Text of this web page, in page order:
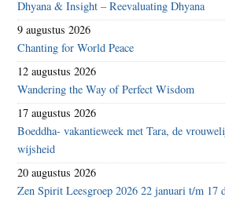
Dhyana & Insight – Reevaluating Dhyana
9 augustus 2026
Chanting for World Peace
12 augustus 2026
Wandering the Way of Perfect Wisdom
17 augustus 2026
Boeddha- vakantieweek met Tara, de
wijsheid
20 augustus 2026
Zen Spirit Leesgroep 2026 22 januari t/m 17